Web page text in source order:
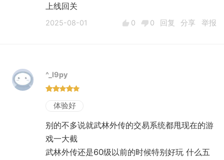
上线回关
2025-08-01 0 0 回复 分享 举报
^_l9py
体验好
别的不多说就武林外传的交易系统都甩现在的游
戏一大截
武林外传还是60级以前的时候特别好玩 什么五